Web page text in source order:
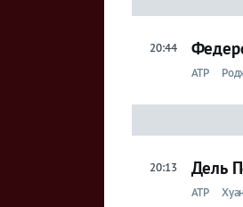
20:44
ATP
20:13 Дель
ATP